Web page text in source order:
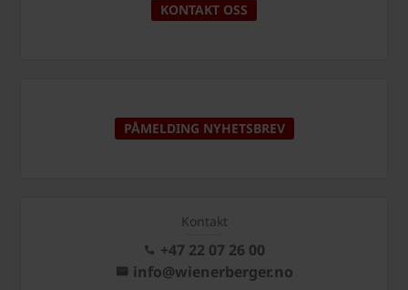
KONTAKT OSS
PÅMELDING NYHETSBREV
Kontakt
+47 22 07 26 00
info@wienerberger.no